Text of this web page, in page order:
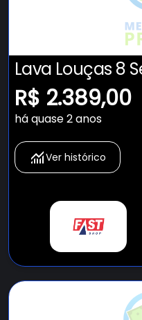
Lava Louças 8
Cinza - BLF08BS
R$ 2.389,00
há quase 2 anos
Ver histórico